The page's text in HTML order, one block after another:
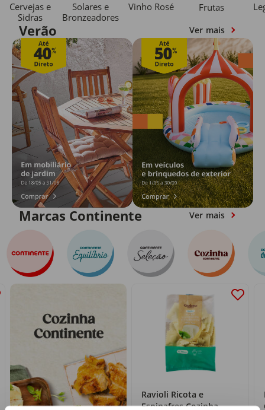
Cervejas e
Sidras
Solares e
Bronzeadores
Vinho Rosé Frutas
Verão Ver mais
Marcas Continente Ver mais
Ravioli Ricota e
Espinafres Cozinha